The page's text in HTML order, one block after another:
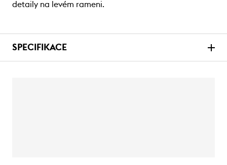
detaily na levém rameni.
SPECIFIKACE